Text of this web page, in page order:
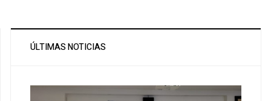
ÚLTIMAS NOTICIAS